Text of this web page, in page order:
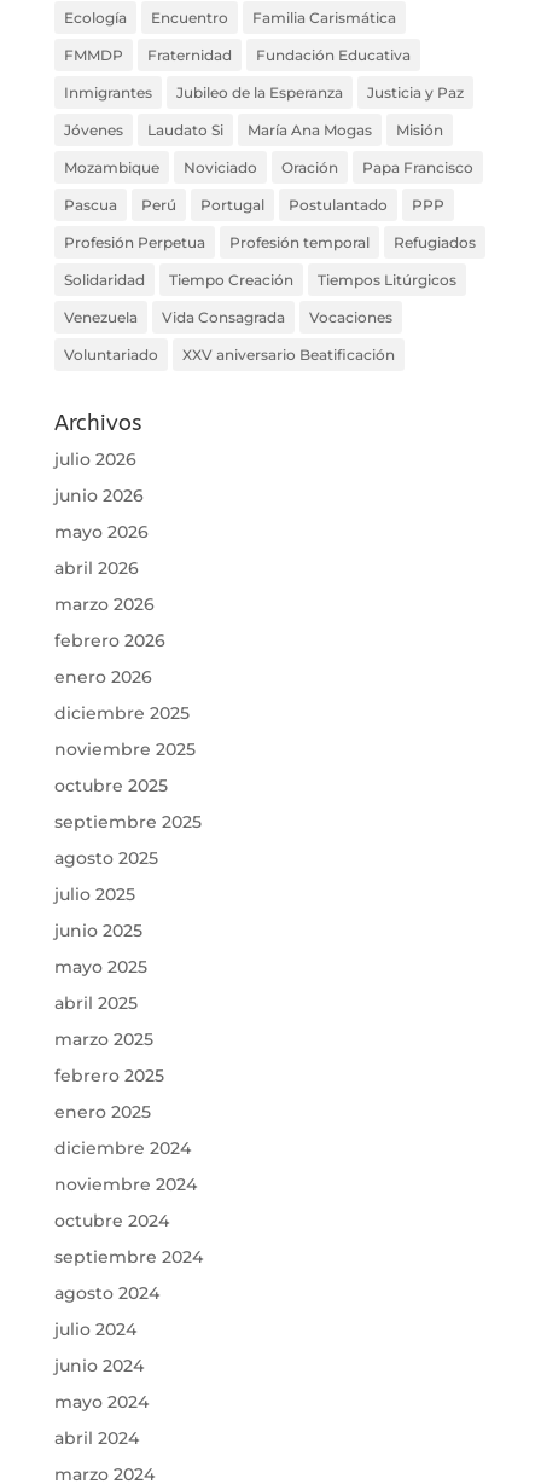
Ecología Encuentro Familia Carismática
FMMDP Fraternidad Fundación Educativa
Inmigrantes Jubileo de la Esperanza Justicia y Paz
Jóvenes Laudato Si María Ana Mogas Misión
Mozambique Noviciado Oración Papa Francisco
Pascua Perú Portugal Postulantado PPP
Profesión Perpetua Profesión temporal Refugiados
Solidaridad Tiempo Creación Tiempos Litúrgicos
Venezuela Vida Consagrada Vocaciones
Voluntariado XXV aniversario Beatificación
Archivos
julio 2026
junio 2026
mayo 2026
abril 2026
marzo 2026
febrero 2026
enero 2026
diciembre 2025
noviembre 2025
octubre 2025
septiembre 2025
agosto 2025
julio 2025
junio 2025
mayo 2025
abril 2025
marzo 2025
febrero 2025
enero 2025
diciembre 2024
noviembre 2024
octubre 2024
septiembre 2024
agosto 2024
julio 2024
junio 2024
mayo 2024
abril 2024
marzo 2024